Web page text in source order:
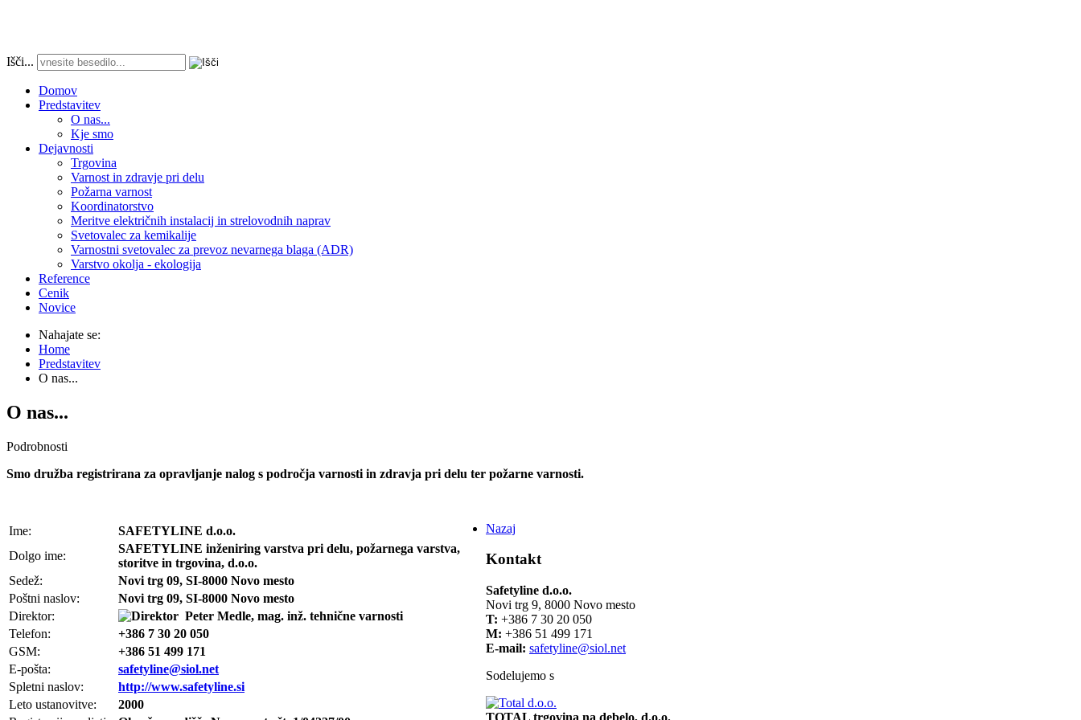
Išči...
Domov
Predstavitev
O nas...
Kje smo
Dejavnosti
Trgovina
Varnost in zdravje pri delu
Požarna varnost
Koordinatorstvo
Meritve električnih instalacij in strelovodnih naprav
Svetovalec za kemikalije
Varnostni svetovalec za prevoz nevarnega blaga (ADR)
Varstvo okolja - ekologija
Reference
Cenik
Novice
Nahajate se:
Home
Predstavitev
O nas...
O nas...
Podrobnosti
Smo družba registrirana za opravljanje nalog s področja varnosti in zdravja pri delu ter požarne varnosti.
Ime:
SAFETYLINE d.o.o.
Dolgo ime:
SAFETYLINE inženiring varstva pri delu, požarnega varstva,
storitve in trgovina, d.o.o.
Sedež:
Novi trg 09, SI-8000 Novo mesto
Poštni naslov:
Novi trg 09, SI-8000 Novo mesto
Direktor:
Peter Medle, mag. inž. tehnične varnosti
Telefon:
+386 7 30 20 050
GSM:
+386 51 499 171
E-pošta:
safetyline@siol.net
Spletni naslov:
http://www.safetyline.si
Leto ustanovitve:
2000
Nazaj
Kontakt
Safetyline d.o.o.
Novi trg 9, 8000 Novo mesto
T: +386 7 30 20 050
M: +386 51 499 171
E-mail: safetyline@siol.net
Sodelujemo s
TOTAL trgovina na debelo, d.o.o.